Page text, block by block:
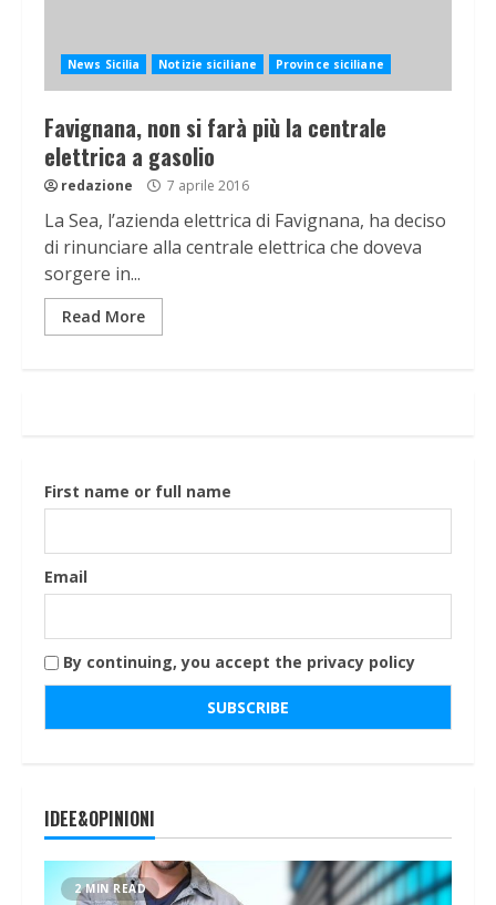
News Sicilia Notizie siciliane Province siciliane
Favignana, non si farà più la centrale
elettrica a gasolio
redazione 7 aprile 2016
La Sea, l’azienda elettrica di Favignana, ha deciso
di rinunciare alla centrale elettrica che doveva
sorgere in...
Read More
First name or full name
Email
By continuing, you accept the privacy policy
IDEE&OPINIONI
2 MIN READ